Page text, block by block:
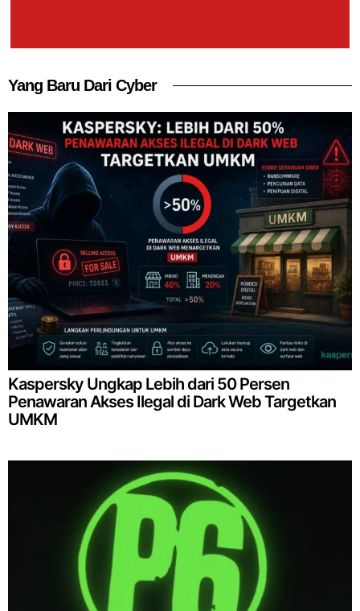
Yang Baru Dari Cyber
Kaspersky Ungkap Lebih dari 50 Persen
Penawaran Akses Ilegal di Dark Web Targetkan
UMKM